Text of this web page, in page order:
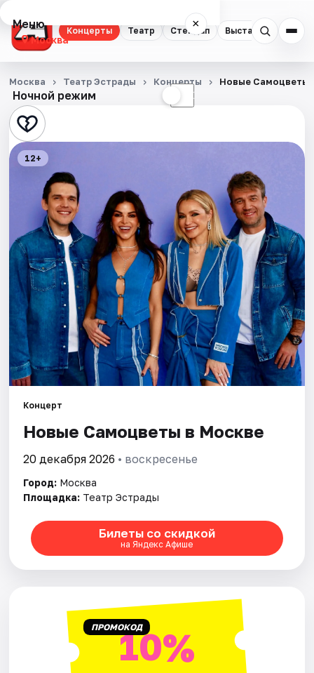
Концерты Театр Стендап Выставки
Меню ×
Москва
Концерты
Театр
Стендап
Выставки
Квесты
Экскурсии
Спорт
События
Города
Площадки
Артисты
Ночной режим ☾
Москва Театр Эстрады Концерты Новые Самоцветы
12+
Концерт
Новые Самоцветы в Москве
20 декабря 2026 • воскресенье
Город: Москва
Площадка: Театр Эстрады
Билеты со скидкой
на Яндекс Афише
ПРОМОКОД10%